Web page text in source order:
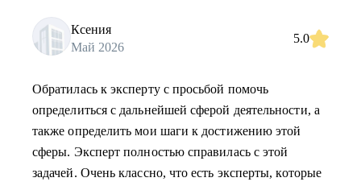
Ксения
Май 2026
5.0
Обратилась к эксперту с просьбой помочь
определиться с дальнейшей сферой деятельности, а
также определить мои шаги к достижению этой
сферы. Эксперт полностью справилась с этой
задачей. Очень классно, что есть эксперты, которые